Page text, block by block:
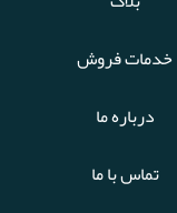
خدمات فروش
درباره ما
تماس با ما